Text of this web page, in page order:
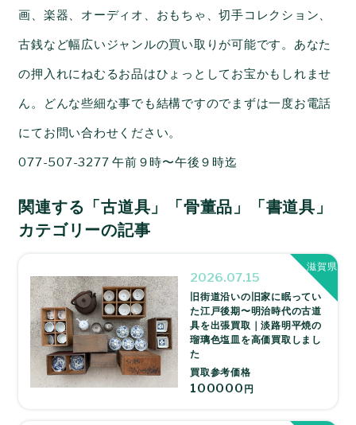
画、楽器、オーディオ、おもちゃ、切手コレクション、
古銭など幅広いジャンルの買い取りが可能です。あなた
の押入れにねむるお品はひょっとしてお宝かもしれませ
ん。どんな些細な事でも結構ですのでまずは一度お電話
にてお問い合わせください。
077-507-3277 午前９時〜午後９時迄
関連する「古道具」「骨董品」「書道具」
カテゴリーの記事
2026.07.15
旧街道沿いの旧家に眠ってい
た江戸後期〜明治時代の古道
具を出張買取｜淡路明平焼の
瑠璃色塩皿を高価買取しまし
た
買取参考価格
100000 円
滋賀県